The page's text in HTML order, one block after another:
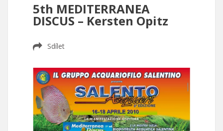
5th MEDITERRANEA
DISCUS – Kersten Opitz
Sdílet